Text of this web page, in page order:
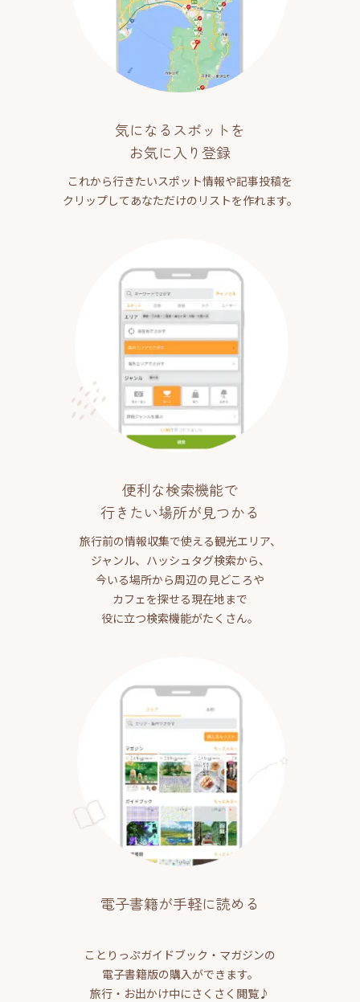
気になるスポットを
お気に入り登録
これから行きたいスポット情報や記事投稿を
クリップしてあなただけのリストを作れます。
便利な検索機能で
行きたい場所が見つかる
旅行前の情報収集で使える観光エリア、
ジャンル、ハッシュタグ検索から、
今いる場所から周辺の見どころや
カフェを探せる現在地まで
役に立つ検索機能がたくさん。
電子書籍が手軽に読める
ことりっぷガイドブック・マガジンの
電子書籍版の購入ができます。
旅行・お出かけ中にさくさく閲覧♪